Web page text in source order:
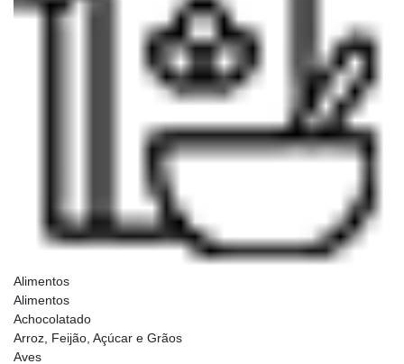
Alimentos
Alimentos
Achocolatado
Arroz, Feijão, Açúcar e Grãos
Aves